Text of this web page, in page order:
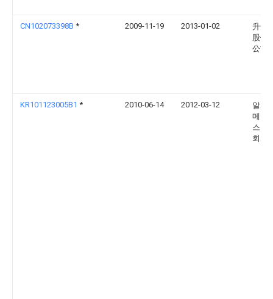
CN102073398B * 2009-11-19 2013-01-02
升达
股份
公司
KR101123005B1 * 2010-06-14 2012-03-12
알피
메디
스템
회사